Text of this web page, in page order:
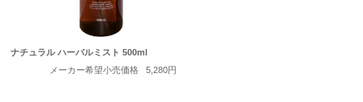
ナチュラル ハーバルミスト 500ml
メーカー希望小売価格
5,280円